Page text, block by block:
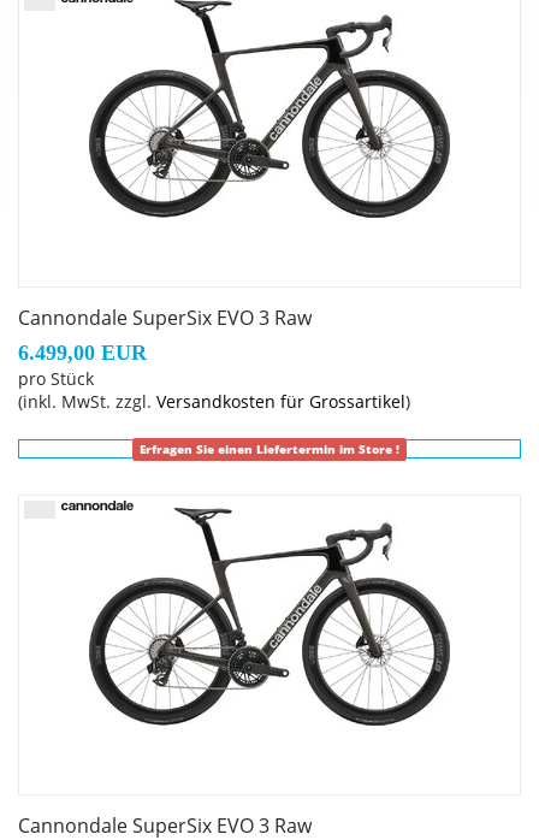
45mm depth, 24h, tubeless ready
: DT Swiss Competition
: SRAM Force AXS, 2x12-speed
: Fizik Vento Antares R5, S-Alloy rails, 140mm
Sattelstütze: Cannondale C1 Aero 40 Carbon V2, 0mm
offset (44-54cm), 15mm offset (56-61cm)
Lenkervorbau: Cannondale C1 Conceal, Alloy, 31.8, -6°:
80mm (44cm), 90mm (48-52cm), 100mm (54-56cm),
Cannondale SuperSix EVO 3 Raw
6.499,00 EUR
pro Stück
(inkl. MwSt. zzgl. Versandkosten für Grossartikel)
Erfragen Sie einen Liefertermin im Store !
Cannondale SuperSix EVO 3 Raw